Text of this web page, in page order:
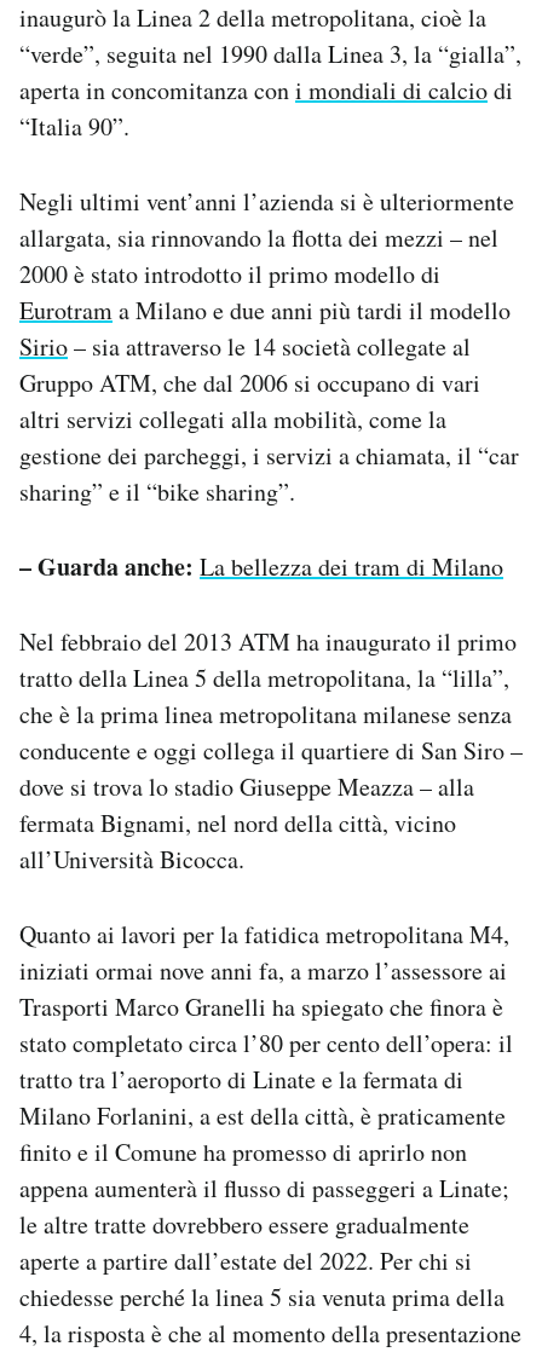
inaugurò la Linea 2 della metropolitana, cioè la
“verde”, seguita nel 1990 dalla Linea 3, la “gialla”,
aperta in concomitanza coni mondiali di calciodi
“Italia 90”.
Negli ultimi vent’anni l’azienda si è ulteriormente
allargata, sia rinnovando la flotta dei mezzi – nel
2000 è stato introdotto il primo modello di
Eurotrama Milano e due anni più tardi il modello
Sirio– sia attraverso le 14 società collegate al
Gruppo ATM, che dal 2006 si occupano di vari
altri servizi collegati alla mobilità, come la
gestione dei parcheggi, i servizi a chiamata, il “car
sharing” e il “bike sharing”.
– Guarda anche: La bellezza dei tram di Milano
Nel febbraio del 2013 ATM ha inaugurato il primo
tratto della Linea 5 della metropolitana, la “lilla”,
che è la prima linea metropolitana milanese senza
conducente e oggi collega il quartiere di San Siro –
dove si trova lo stadio Giuseppe Meazza – alla
fermata Bignami, nel nord della città, vicino
all’Università Bicocca.
Quanto ai lavori per la fatidica metropolitanaM4,
iniziati ormai nove anni fa, a marzo l’assessore ai
Trasporti Marco Granelli ha spiegato che finora è
stato completato circa l’80 per cento dell’opera: il
tratto tra l’aeroporto di Linate e la fermata di
Milano Forlanini, a est della città, è praticamente
finito e il Comune ha promesso di aprirlo non
appena aumenterà il flusso di passeggeri a Linate;
le altre tratte dovrebbero essere gradualmente
aperte a partire dall’estate del 2022. Per chi si
chiedesse perché la linea 5 sia venuta prima della
4, la risposta è che al momento della presentazione